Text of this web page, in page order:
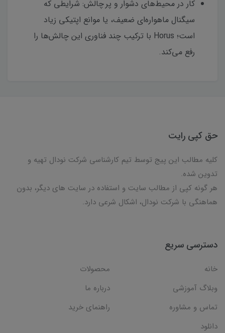
کار در محیط‌های دشوار و پر چالش: شرایطی که
سیگنال ماهواره‌ای ضعیف، یا موانع اپتیکی زیاد
است؛ Horus با ترکیب چند فناوری این چالش‌ها را
رفع می‌کند.
حق کپی رایت
کلیه مطالب این پیج توسط تیم کارشناسی شرکت نودال تهیه و
تدوین شده.
هر گونه کپی از مطالب سایت و استفاده در سایت های دیگر، بدون
هماهنگی با شرکت نودال، اشکال شرعی دارد.
دسترسی سریع
خانه
محصولات
وبلاگ آموزشی
درباره ما
تماس و مشاوره
راهنمای خرید
دانلود